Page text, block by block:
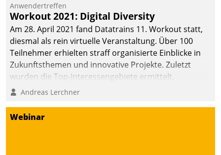
Cloud-Strategien und -
Lösungen mit hohem
Zukunftspotenzial.
Anwendertreffen
Workout 2021: Digital Diversity
Am 28. April 2021 fand Datatrains 11. Workout statt,
diesmal als rein virtuelle Veranstaltung. Über 100
Teilnehmer erhielten straff organisierte Einblicke in
Zukunftsthemen und innovative Projekte. Zuletzt
wurden die Top-Interessengebiete ermittelt.
Andreas Lerchner
Webinar